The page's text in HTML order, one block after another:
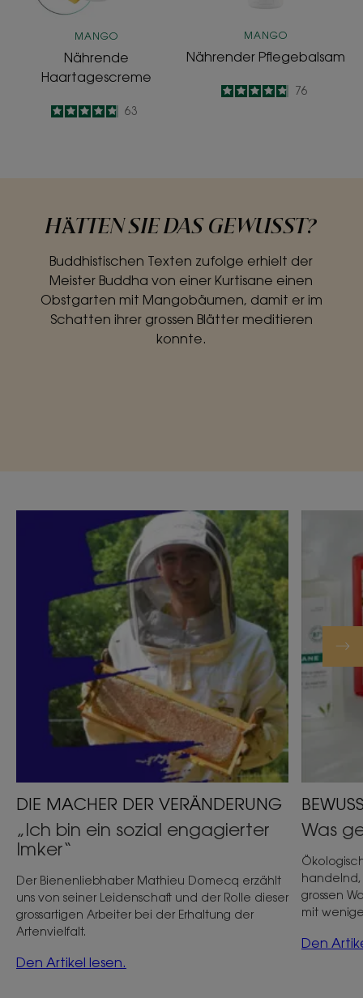
MANGO
Nährende
Haartagescreme
4.8
/
5
63
MANGO
Nährender Pflegebalsam
4.8
/
5
76
HÄTTEN SIE DAS GEWUSST?
Buddhistischen Texten zufolge erhielt der
Meister Buddha von einer Kurtisane einen
Obstgarten mit Mangobäumen, damit er im
Schatten ihrer grossen Blätter meditieren
konnte.
MACHER
VERÄNDERUNG
DIE MACHER DER VERÄNDERUNG
„Ich bin ein sozial engagierter
Imker“
Der Bienenliebhaber Mathieu Domecq erzählt
uns von seiner Leidenschaft und der Rolle dieser
grossartigen Arbeiter bei der Erhaltung der
Artenvielfalt.
Den Artikel lesen.
Was
handelnd,
grossen
mit
Den